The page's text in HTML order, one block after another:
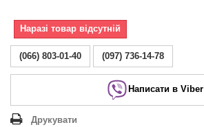
Наразі товар відсутній
(066) 803-01-40 (097) 736-14-78
Написати в Viber
Друкувати